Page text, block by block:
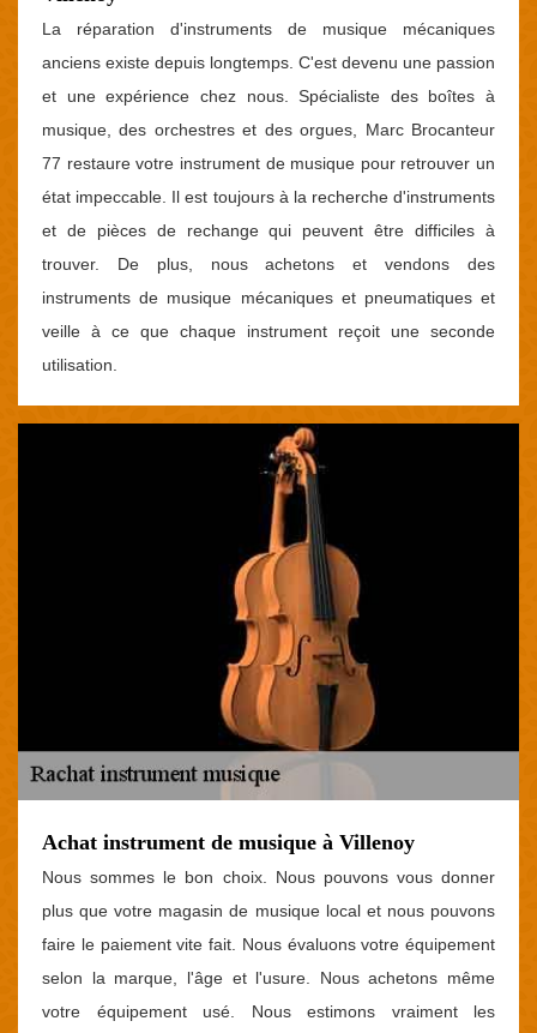
La réparation d'instruments de musique mécaniques
anciens existe depuis longtemps. C'est devenu une passion
et une expérience chez nous. Spécialiste des boîtes à
musique, des orchestres et des orgues, Marc Brocanteur
77 restaure votre instrument de musique pour retrouver un
état impeccable. Il est toujours à la recherche d'instruments
et de pièces de rechange qui peuvent être difficiles à
trouver. De plus, nous achetons et vendons des
instruments de musique mécaniques et pneumatiques et
veille à ce que chaque instrument reçoit une seconde
utilisation.
Achat instrument de musique à Villenoy
Nous sommes le bon choix. Nous pouvons vous donner
plus que votre magasin de musique local et nous pouvons
faire le paiement vite fait. Nous évaluons votre équipement
selon la marque, l'âge et l'usure. Nous achetons même
votre équipement usé. Nous estimons vraiment les